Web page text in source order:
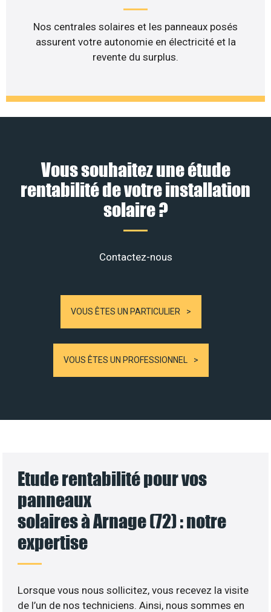
Nos centrales solaires et les panneaux posés
assurent votre autonomie en électricité et la
revente du surplus.
Vous souhaitez une étude
rentabilité de votre installation
solaire ?
Contactez-nous
VOUS ÊTES UN PARTICULIER
VOUS ÊTES UN PROFESSIONNEL
Etude rentabilité pour vos
panneaux
solaires à Arnage (72) : notre
expertise
Lorsque vous nous sollicitez, vous recevez la visite
de l’un de nos techniciens. Ainsi, nous sommes en